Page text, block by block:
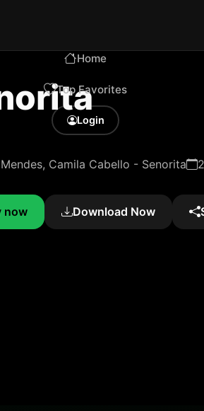
Home
Top Favorites
Login
Camila Cabello - Senorita
now Download Now